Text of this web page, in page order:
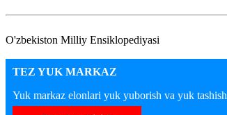
O'zbekiston Milliy Ensiklopediyasi
TEZ YUK MARKAZ
Yuk markaz elonlari yuk yuborish va yuk tashish